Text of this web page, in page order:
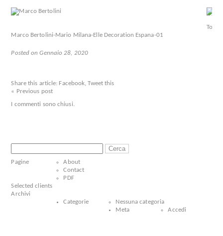
Marco Bertolini-Mario Milana-Elle Decoration Espana-01
Posted on Gennaio 28, 2020
Share this article: Facebook,Tweet this
« Previous post
I commenti sono chiusi.
per:
Pagine
About
Contact
PDF
Selected clients
Archivi
Categorie
Nessuna categoria
Meta
Accedi